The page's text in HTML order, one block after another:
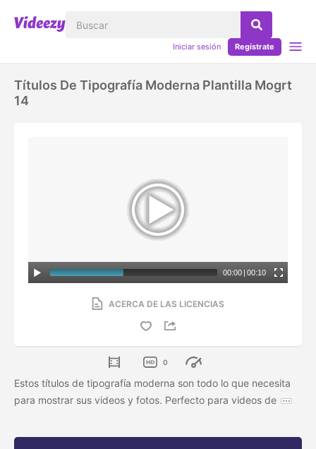
Iniciar sesión Regístrate
Títulos De Tipografía Moderna Plantilla Mogrt
14
00:00 | 00:10
ACERCA DE LAS LICENCIAS
0
Estos títulos de tipografía moderna son todo lo que necesita
para mostrar sus videos y fotos. Perfecto para videos de